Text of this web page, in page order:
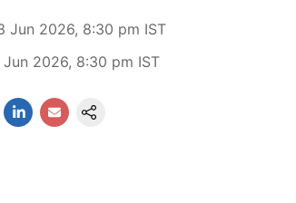
Jun 2026, 8:30 pm IST
Jun 2026, 8:30 pm IST